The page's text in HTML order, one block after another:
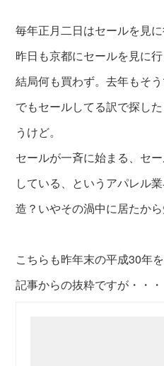
毎年正月二日はセールを見に
昨日も京都にセールを見に行
結局何も買わず。去年もそ
でもセールしてる訳で探し
うけど。
セールが一斉に始まる、セ
している、というアパレル
造？いやその渦中に居たから
こちらも昨年末の平成30年
記事からの抜粋ですが・・・